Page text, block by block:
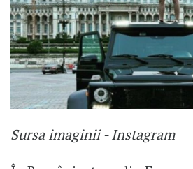
Sursa imaginii - Instagram